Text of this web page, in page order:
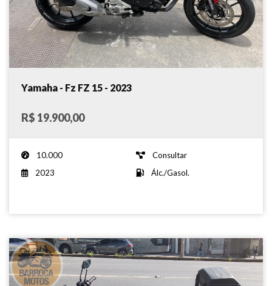
Yamaha - Fz FZ 15 - 2023
R$ 19.900,00
10.000
Consultar
2023
Álc./Gasol.